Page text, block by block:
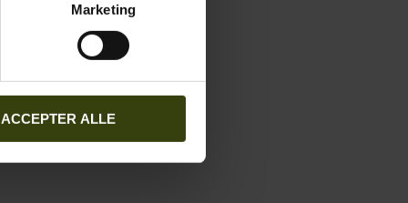
Marketing
ACCEPTER ALLE